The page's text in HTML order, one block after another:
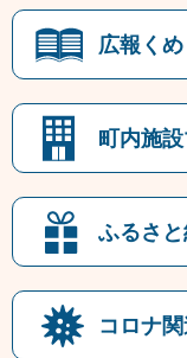
広報くめ
町内施
ふるさ
コロナ